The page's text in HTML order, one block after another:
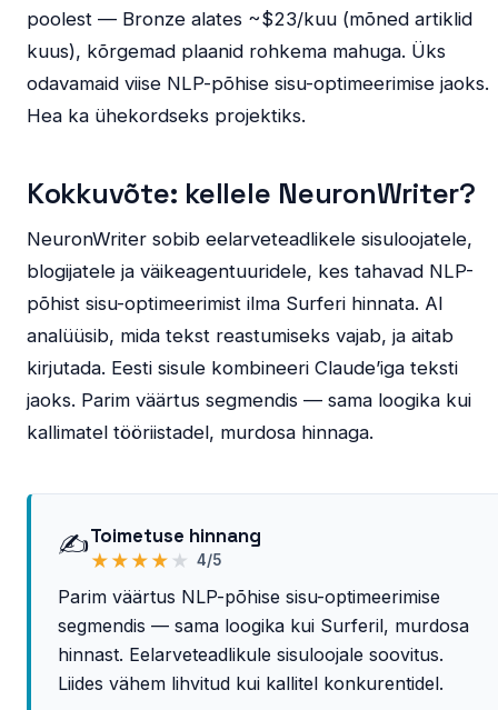
poolest — Bronze alates ~$23/kuu (mõned artiklid
kuus), kõrgemad plaanid rohkema mahuga. Üks
odavamaid viise NLP-põhise sisu-optimeerimise jaoks.
Hea ka ühekordseks projektiks.
Kokkuvõte: kellele NeuronWriter?
NeuronWriter sobib eelarveteadlikele sisuloojatele,
blogijatele ja väikeagentuuridele, kes tahavad NLP-
põhist sisu-optimeerimist ilma Surferi hinnata. AI
analüüsib, mida tekst reastumiseks vajab, ja aitab
kirjutada. Eesti sisule kombineeri Claude’iga teksti
jaoks. Parim väärtus segmendis — sama loogika kui
kallimatel tööriistadel, murdosa hinnaga.
✍️Toimetuse hinnang
★ ★ ★ ★ ★ 4/5
Parim väärtus NLP-põhise sisu-optimeerimise
segmendis — sama loogika kui Surferil, murdosa
hinnast. Eelarveteadlikule sisuloojale soovitus.
Liides vähem lihvitud kui kallitel konkurentidel.